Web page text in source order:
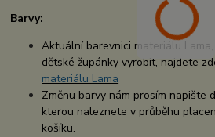
Barvy:
Aktuální barevnici materiálu
dětské župánky vyrobit, najdete
materiálu Lama
Změnu barvy nám prosím napište
kterou naleznete v průběhu
košíku.